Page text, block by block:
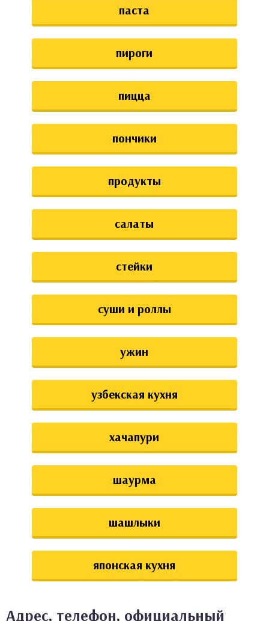
паста
пироги
пицца
пончики
продукты
салаты
стейки
суши и роллы
ужин
узбекская кухня
хачапури
шаурма
шашлыки
японская кухня
Адрес, телефон, официальный